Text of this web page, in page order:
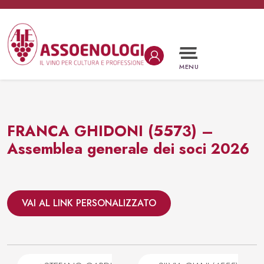
Vai al contenuto
Navigazione principale
MENU
FRANCA GHIDONI (5573) –
Assemblea generale dei soci 2026
VAI AL LINK PERSONALIZZATO